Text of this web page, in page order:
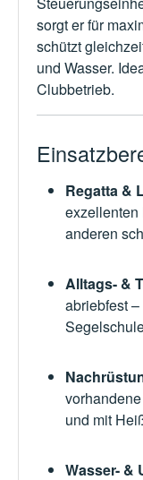
sorgt er für
schützt
und Wasser.
Clubbetrieb.
Regatta &
exzellenten
anderen
Alltags- &
abriebfest
und mit
Wasser- &